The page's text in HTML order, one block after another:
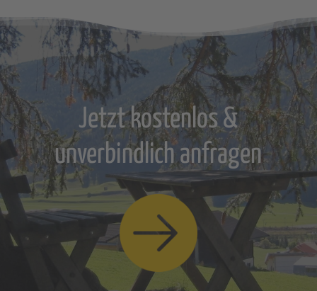
Jetzt kostenlos &
unverbindlich anfragen